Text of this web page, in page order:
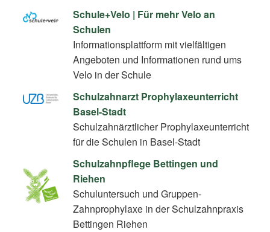
Schule+Velo | Für mehr Velo an
Schulen
Informationsplattform mit vielfältigen
Angeboten und Informationen rund ums
Velo in der Schule
Schulzahnarzt Prophylaxeunterricht
Basel-Stadt
Schulzahnärztlicher Prophylaxeunterricht
für die Schulen in Basel-Stadt
Schulzahnpflege Bettingen und
Riehen
Schuluntersuch und Gruppen-
Zahnprophylaxe in der Schulzahnpraxis
Bettingen Riehen